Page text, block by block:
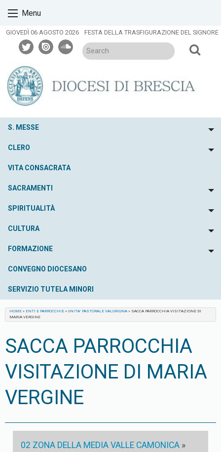
content
Menu
GIOVEDÌ 06 AGOSTO 2026 FESTA DELLA TRASFIGURAZIONE DEL SIGNORE
twitterissuusoundcloud
S. MESSE
CLERO
VITA CONSACRATA
SACRAMENTI
SPIRITUALITÀ
CULTURA
FORMAZIONE
CONVEGNO DIOCESANO
SERVIZIO TUTELA MINORI
HOME » ENTI E PARROCCHIE » UNITA’ PASTORALE VALGRIGNA » SACCA PARROCCHIA VISITAZIONE DI
MARIA VERGINE
SACCA PARROCCHIA
VISITAZIONE DI MARIA
VERGINE
02 ZONA DELLA MEDIA VALLE CAMONICA »